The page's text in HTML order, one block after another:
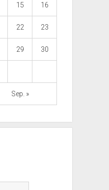
15 16
22 23
29 30
Sep. »